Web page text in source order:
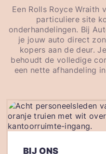
Een Rolls Royce Wraith
particuliere site
onderhandelingen. Bij
je jouw auto direct
kopers aan de deur.
behoudt de volledige
een nette afhandeling
BIJ ONS